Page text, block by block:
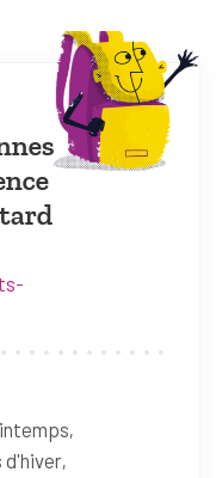
d'hiver